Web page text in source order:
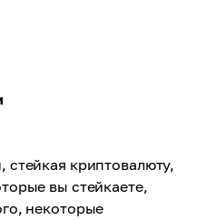
стейкая криптовалюту,
вы стейкаете,
некоторые